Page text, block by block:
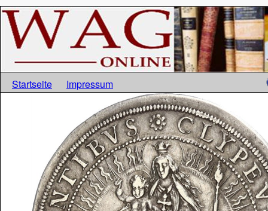
Startseite Impressum